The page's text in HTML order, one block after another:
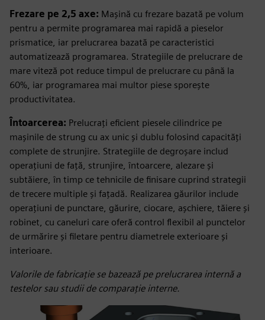
Frezare pe 2,5 axe: Mașină cu frezare bazată pe volum
pentru a permite programarea mai rapidă a pieselor
prismatice, iar prelucrarea bazată pe caracteristici
automatizează programarea. Strategiile de prelucrare de
mare viteză pot reduce timpul de prelucrare cu până la
60%, iar programarea mai multor piese sporește
productivitatea.
Întoarcerea: Prelucrați eficient piesele cilindrice pe
mașinile de strung cu ax unic și dublu folosind capacități
complete de strunjire. Strategiile de degroșare includ
operațiuni de față, strunjire, întoarcere, alezare și
subtăiere, în timp ce tehnicile de finisare cuprind strategii
de trecere multiple și fațadă. Realizarea găurilor include
operațiuni de punctare, găurire, ciocare, așchiere, tăiere și
robinet, cu caneluri care oferă control flexibil al punctelor
de urmărire și filetare pentru diametrele exterioare și
interioare.
Valorile de fabricație se bazează pe prelucrarea internă a
testelor sau studii de comparație interne.